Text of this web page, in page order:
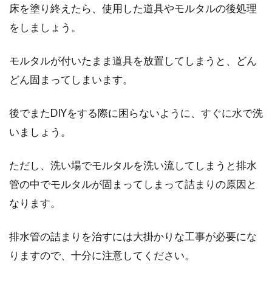
床を塗り終えたら、使用した道具やモルタルの後処理
をしましょう。
モルタルが付いたまま道具を放置してしまうと、どん
どん固まってしまいます。
後でまたDIYをする際に困らないように、すぐに水で洗
いましょう。
ただし、洗い場でモルタルを洗い流してしまうと排水
管の中でモルタルが固まってしまって詰まりの原因と
なります。
排水管の詰まりを治すには大掛かりな工事が必要にな
りますので、十分に注意してください。